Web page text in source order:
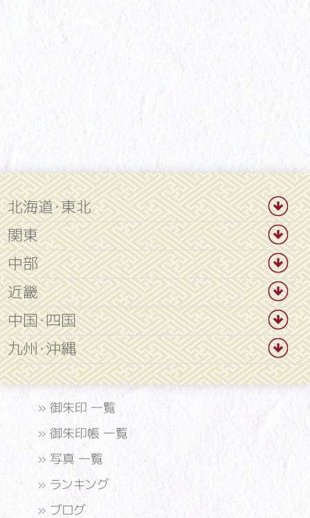
北海道・東北
関東
中部
近畿
中国・四国
九州・沖縄
» 御朱印 一覧
» 御朱印帳 一覧
» 写真 一覧
» ランキング
» ブログ